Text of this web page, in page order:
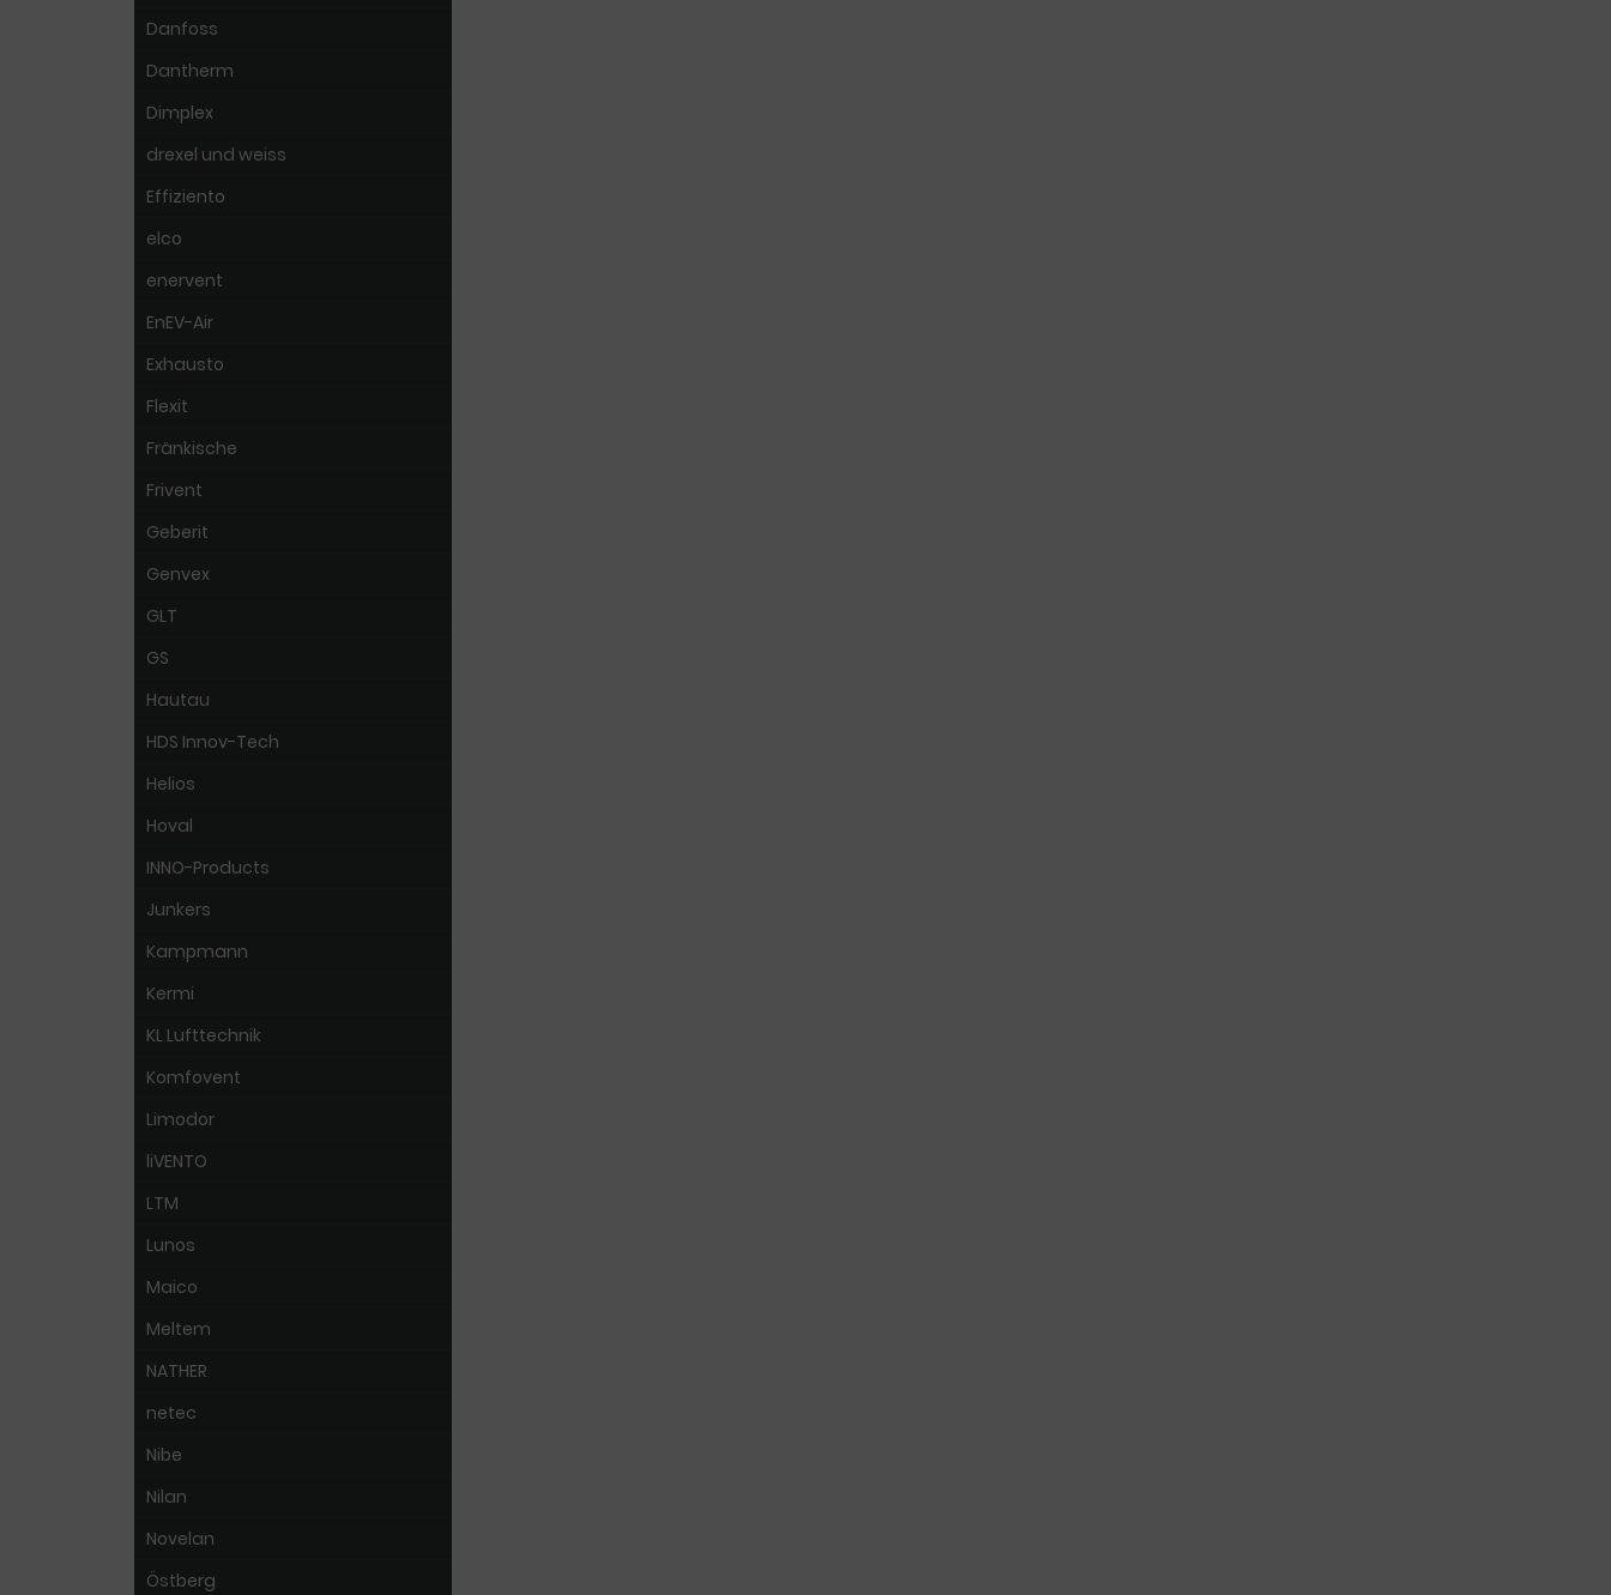
Danfoss
Dantherm
Dimplex
drexel und weiss
Effiziento
elco
enervent
EnEV-Air
Exhausto
Flexit
Fränkische
Frivent
Geberit
Genvex
GLT
GS
Hautau
HDS Innov-Tech
Helios
Hoval
INNO-Products
Junkers
Kampmann
Kermi
KL Lufttechnik
Komfovent
Limodor
liVENTO
LTM
Lunos
Maico
Meltem
NATHER
netec
Nibe
Nilan
Novelan
Östberg